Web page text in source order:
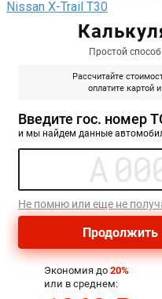
Nissan X-Trail T30